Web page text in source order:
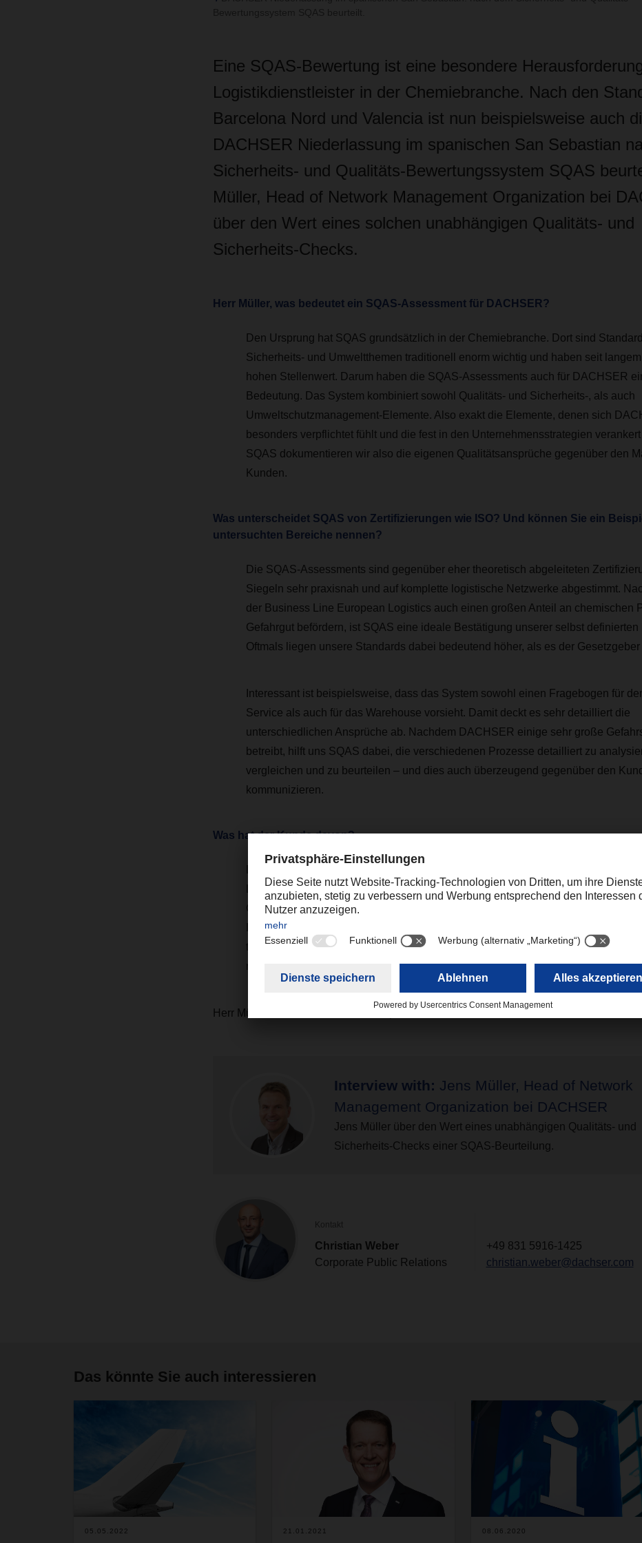
Eine SQAS-Bewertung ist eine besondere
Logistikdienstleister in der Chemiebranche. Nach den
Barcelona Nord und Valencia ist nun beispielsweise auch
DACHSER Niederlassung im spanischen San Sebastian
Sicherheits- und Qualitäts-Bewertungssystem SQAS
Müller, Head of Network Management Organization bei
über den Wert eines solchen unabhängigen Qualitäts- und
Sicherheits-Checks.
Herr Müller, was bedeutet ein SQAS-Assessment für DACHSER?
Den Ursprung hat SQAS grundsätzlich in der Chemiebranche. Dort sind
Sicherheits- und Umweltthemen traditionell enorm wichtig und haben seit
hohen Stellenwert. Darum haben die SQAS-Assessments auch für DACHSER
Bedeutung. Das System kombiniert sowohl Qualitäts- und Sicherheits-, als auch
Umweltschutzmanagement-Elemente. Also exakt die Elemente, denen sich
besonders verpflichtet fühlt und die fest in den Unternehmensstrategien
SQAS dokumentieren wir also die eigenen Qualitätsansprüche gegenüber den
Kunden.
Was unterscheidet SQAS von Zertifizierungen wie ISO? Und können Sie ein
untersuchten Bereiche nennen?
Die SQAS-Assessments sind gegenüber eher theoretisch abgeleiteten
Siegeln sehr praxisnah und auf komplette logistische Netzwerke abgestimmt.
der Business Line European Logistics auch einen großen Anteil an chemischen
Gefahrgut befördern, ist SQAS eine ideale Bestätigung unserer selbst definierten
Oftmals liegen unsere Standards dabei bedeutend höher, als es der Gesetzgeber
Interessant ist beispielsweise, dass das System sowohl einen Fragebogen für
Service als auch für das Warehouse vorsieht. Damit deckt es sehr detailliert die
unterschiedlichen Ansprüche ab. Nachdem DACHSER einige sehr große
betreibt, hilft uns SQAS dabei, die verschiedenen Prozesse detailliert zu
vergleichen und zu beurteilen – und dies auch überzeugend gegenüber den
kommunizieren.
Was hat der Kunde davon?
Die Kunden können sich dank SQAS sicher sein, dass sich DACHSER für
Logistikprozesse, Qualität, Umwelt, Gesundheit und Sicherheit einsetzt sowie
Corporate Social Responsibility engagiert. Dies wird von Unternehmen der
Industrie gefordert. Außerdem haben die Kunden jederzeit die Möglichkeit, an
teilzunehmen. Transparenter und wirksamer kann eine Beurteilung eines
nicht sein.
Herr Müller, vielen Dank für das Gespräch.
Interview with: Jens Müller, Head of Network
Management Organization bei DACHSER
Jens Müller über den Wert eines unabhängigen Qualitäts- und
Sicherheits-Checks einer SQAS-Beurteilung.
Kontakt
Christian Weber
Corporate Public Relations
+49 831 5916-1425
christian.weber@dachser.com
Das könnte Sie auch interessieren
05.05.2022 21.01.2021 08.06.2020